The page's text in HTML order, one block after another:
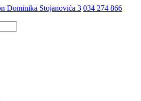
Dominika Stojanovića 3 034 274 866